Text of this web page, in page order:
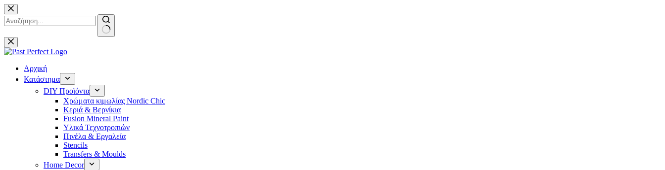
Μετάβαση
στο
περιεχόμενο
No
results
Αρχική
Κατάστημα
DIY Προϊόντα
Χρώματα κιμωλίας Nordic Chic
Κεριά & Βερνίκια
Fusion Mineral Paint
Υλικά Τεχνοτροπιών
Πινέλα & Εργαλεία
Stencils
Transfers & Moulds
Home Decor